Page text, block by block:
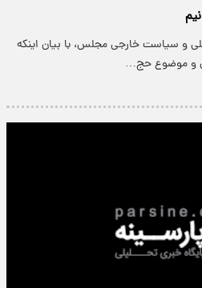
و سیاست خارجی مجلس، با بیان اینکه
و موضوع حج…